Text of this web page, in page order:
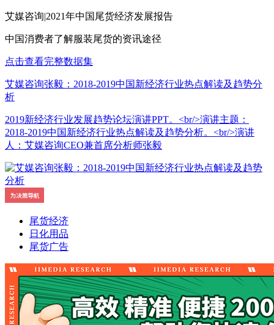
艾媒咨询|2021年中国尾货经济发展报告
中国消费者了解服装尾货的资讯途径
点击查看完整数据集
艾媒咨询张毅：2018-2019中国新经济行业热点解读及趋势分
析
2019新经济行业发展趋势论坛演讲PPT。<br/>演讲主题：
2018-2019中国新经济行业热点解读及趋势分析。<br/>演讲
人：艾媒咨询CEO兼首席分析师张毅
尾货经济
日化用品
尾货广告